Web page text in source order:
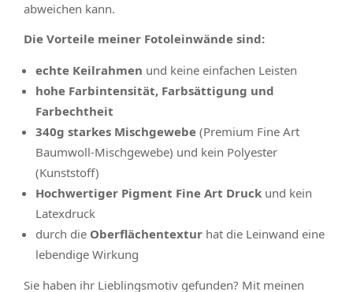
abweichen kann.
Die Vorteile meiner Fotoleinwände sind:
echte Keilrahmen und keine einfachen Leisten
hohe Farbintensität, Farbsättigung und
Farbechtheit
340g starkes Mischgewebe (Premium Fine Art
Baumwoll-Mischgewebe) und kein Polyester
(Kunststoff)
Hochwertiger Pigment Fine Art Druck und kein
Latexdruck
durch die Oberflächentextur hat die Leinwand eine
lebendige Wirkung
Sie haben ihr Lieblingsmotiv gefunden? Mit meinen